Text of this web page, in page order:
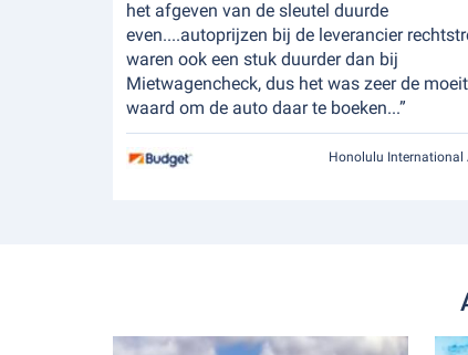
het afgeven van de sleutel duurde
even....autoprijzen bij de leverancier
waren ook een stuk duurder dan bij
Mietwagencheck, dus het was zeer de
waard om de auto daar te boeken...”
Honolulu International